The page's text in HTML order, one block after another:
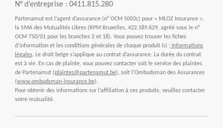
N° d’entreprise : 0411.815.280
Partenamut est l’agent d’assurance (n° OCM 5003c) pour « MLOZ Insurance »,
la SMA des Mutualités Libres (RPM Bruxelles, 422.189.629, agréé sous le n°
OCM 750/01 pour les branches 2 et 18). Vous pouvez trouver les fiches
d’information et les conditions générales de chaque produit ici : Informations
légales. Le droit belge s’applique au contrat d’assurance. La durée du contrat
est à vie. En cas de plainte, vous pouvez contacter soit le service des plaintes
de Partenamut (plaintes@partenamut.be), soit l’Ombudsman des Assurances
(www.ombudsman-insurance.be).
Pour obtenir des informations sur l’affiliation à ces produits, veuillez contacter
votre mutualité.